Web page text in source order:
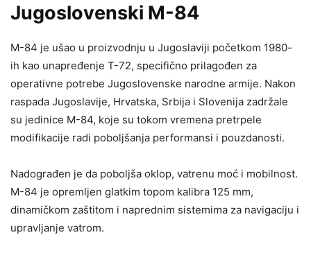
Jugoslovenski M-84
M-84 je ušao u proizvodnju u Jugoslaviji početkom 1980-
ih kao unapređenje T-72, specifično prilagođen za
operativne potrebe Jugoslovenske narodne armije. Nakon
raspada Jugoslavije, Hrvatska, Srbija i Slovenija zadržale
su jedinice M-84, koje su tokom vremena pretrpele
modifikacije radi poboljšanja performansi i pouzdanosti.
Nadograđen je da poboljša oklop, vatrenu moć i mobilnost.
M-84 je opremljen glatkim topom kalibra 125 mm,
dinamičkom zaštitom i naprednim sistemima za navigaciju i
upravljanje vatrom.